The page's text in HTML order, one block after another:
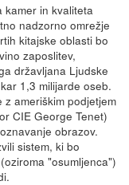
kamer in kvaliteta
nadzorno omrežje
kitajske oblasti bo
zaposlitev,
državljana Ljudske
1,3 milijarde oseb.
ameriškim podjetjem
CIE George Tenet)
obrazov.
sistem, ki bo
"osumljenca")